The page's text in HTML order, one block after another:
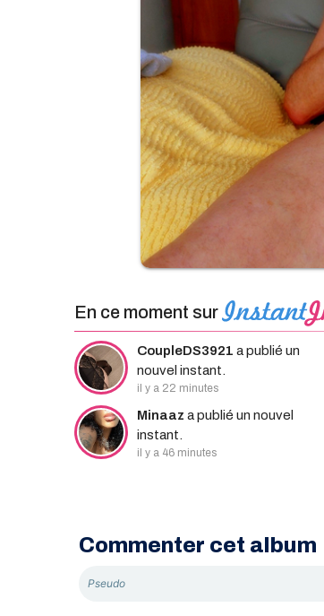
En ce moment sur
CoupleDS3921 a publié un
nouvel instant.
il y a 22 minutes
Minaaz a publié un nouvel
instant.
il y a 46 minutes
Commenter cet album